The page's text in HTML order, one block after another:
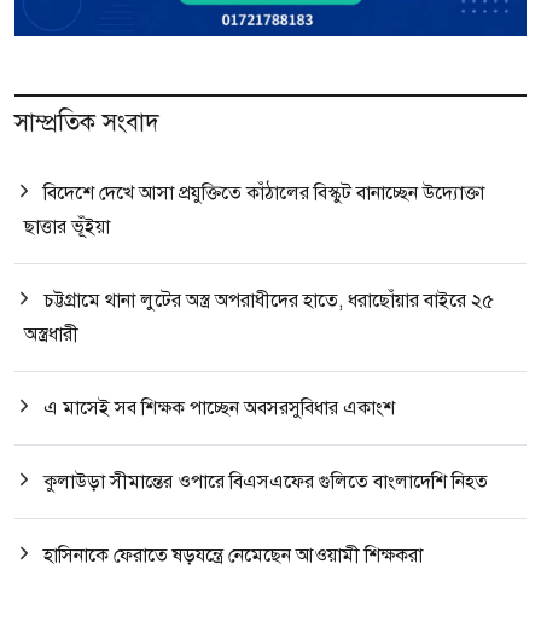
সাম্প্রতিক সংবাদ
বিদেশে দেখে আসা প্রযুক্তিতে কাঁঠালের বিস্কুট বানাচ্ছেন উদ্যোক্তা
ছাত্তার ভূঁইয়া
চট্টগ্রামে থানা লুটের অস্ত্র অপরাধীদের হাতে, ধরাছোঁয়ার বাইরে ২৫
অস্ত্রধারী
এ মাসেই সব শিক্ষক পাচ্ছেন অবসরসুবিধার একাংশ
কুলাউড়া সীমান্তের ওপারে বিএসএফের গুলিতে বাংলাদেশি নিহত
হাসিনাকে ফেরাতে ষড়যন্ত্রে নেমেছেন আওয়ামী শিক্ষকরা